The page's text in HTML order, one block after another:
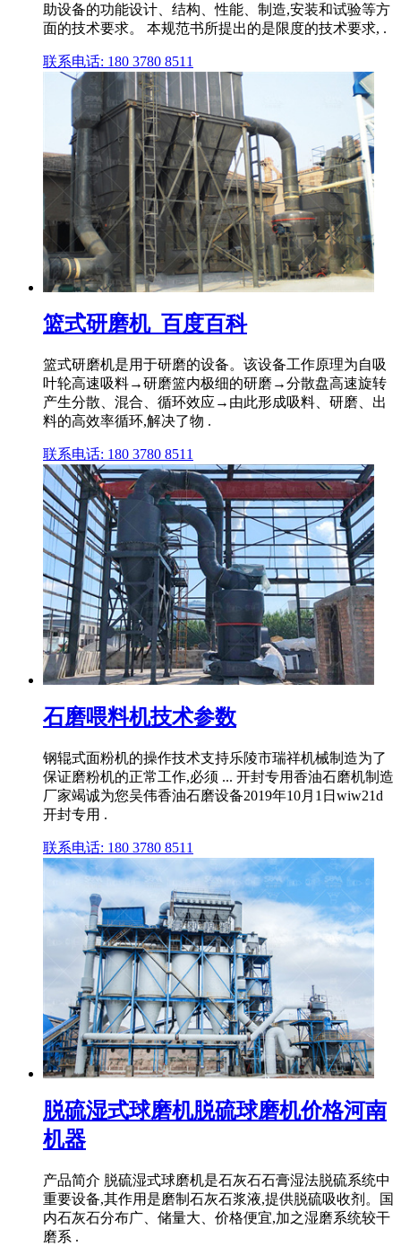
助设备的功能设计、结构、性能、制造,安装和试验等方
面的技术要求。 本规范书所提出的是限度的技术要求, .
联系电话: 180 3780 8511
篮式研磨机_百度百科
篮式研磨机是用于研磨的设备。该设备工作原理为自吸
叶轮高速吸料→研磨篮内极细的研磨→分散盘高速旋转
产生分散、混合、循环效应→由此形成吸料、研磨、出
料的高效率循环,解决了物 .
联系电话: 180 3780 8511
石磨喂料机技术参数
钢辊式面粉机的操作技术支持乐陵市瑞祥机械制造为了
保证磨粉机的正常工作,必须 ... 开封专用香油石磨机制造
厂家竭诚为您吴伟香油石磨设备2019年10月1日wiw21d
开封专用 .
联系电话: 180 3780 8511
脱硫湿式球磨机脱硫球磨机价格河南
机器
产品简介 脱硫湿式球磨机是石灰石石膏湿法脱硫系统中
重要设备,其作用是磨制石灰石浆液,提供脱硫吸收剂。国
内石灰石分布广、储量大、价格便宜,加之湿磨系统较干
磨系 .